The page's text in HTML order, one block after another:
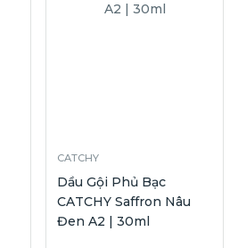
CATCHY
Dầu Gội Phủ Bạc
CATCHY Saffron Nâu
Đen A2 | 30ml